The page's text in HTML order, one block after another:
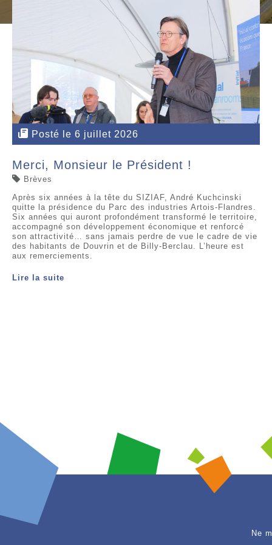
Posté le 6 juillet 2026
Merci, Monsieur le Président !
Brèves
Après six années à la tête du SIZIAF, André Kuchcinski
quitte la présidence du Parc des industries Artois-Flandres.
Six années qui auront profondément transformé le territoire,
accompagné son développement économique et renforcé
son attractivité… sans jamais perdre de vue le cadre de vie
des habitants de Douvrin et de Billy-Berclau. L’heure est
aux remerciements.
Lire la suite
Ne